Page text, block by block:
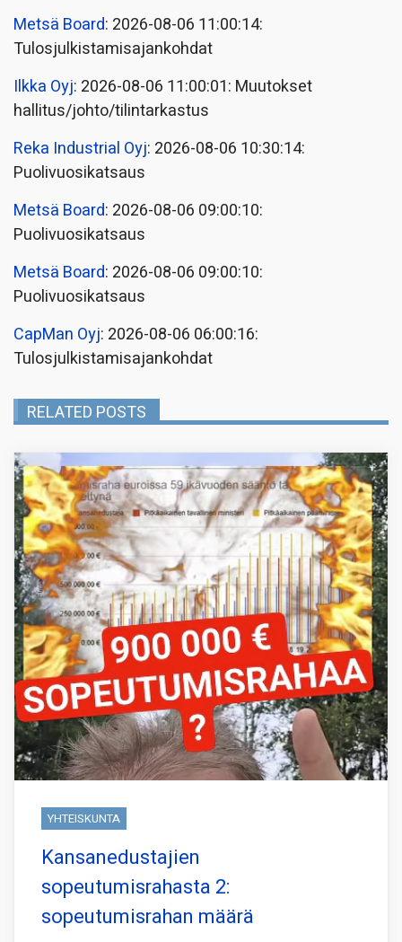
Metsä Board: 2026-08-06 11:00:14:
Tulosjulkistamisajankohdat
Ilkka Oyj: 2026-08-06 11:00:01: Muutokset
hallitus/johto/tilintarkastus
Reka Industrial Oyj: 2026-08-06 10:30:14:
Puolivuosikatsaus
Metsä Board: 2026-08-06 09:00:10:
Puolivuosikatsaus
Metsä Board: 2026-08-06 09:00:10:
Puolivuosikatsaus
CapMan Oyj: 2026-08-06 06:00:16:
Tulosjulkistamisajankohdat
RELATED POSTS
YHTEISKUNTA
Kansanedustajien
sopeutumisrahasta 2:
sopeutumisrahan määrä